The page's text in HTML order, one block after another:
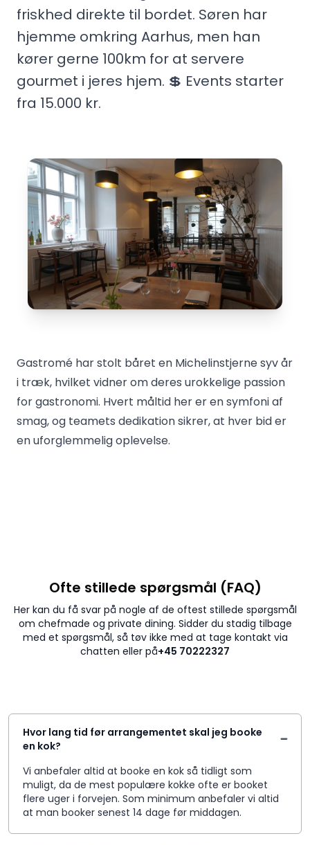
friskhed direkte til bordet. Søren har
hjemme omkring Aarhus, men han
kører gerne 100km for at servere
gourmet i jeres hjem. 💲 Events starter
fra 15.000 kr.
Gastromé har stolt båret en Michelinstjerne syv år
i træk, hvilket vidner om deres urokkelige passion
for gastronomi. Hvert måltid her er en symfoni af
smag, og teamets dedikation sikrer, at hver bid er
en uforglemmelig oplevelse.
Ofte stillede spørgsmål (FAQ)
Her kan du få svar på nogle af de oftest stillede spørgsmål
om chefmade og private dining. Sidder du stadig tilbage
med et spørgsmål, så tøv ikke med at tage kontakt via
chatten eller på+45 70222327
Hvor lang tid før arrangementet skal jeg booke
en kok?
Vi anbefaler altid at booke en kok så tidligt som
muligt, da de mest populære kokke ofte er booket
flere uger i forvejen. Som minimum anbefaler vi altid
at man booker senest 14 dage før middagen.